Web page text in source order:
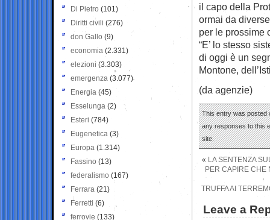
il capo della
ormai da
per le prossime
“E’ lo stesso
di oggi è un
Montone,
(da agenzie)
This entry was posted
any responses to this
site.
« LA SENTENZA
PER CAPIRE CHE
TRUFFA AI
Leave a
Di Pietro (101)
Diritti civili (276)
don Gallo (9)
economia (2.331)
elezioni (3.303)
emergenza (3.077)
Energia (45)
Esselunga (2)
Esteri (784)
Eugenetica (3)
Europa (1.314)
Fassino (13)
federalismo (167)
Ferrara (21)
Ferretti (6)
ferrovie (133)